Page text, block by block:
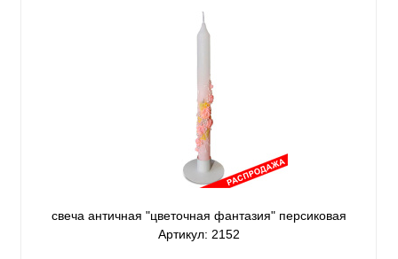
свеча античная "цветочная фантазия" персиковая
Артикул: 2152